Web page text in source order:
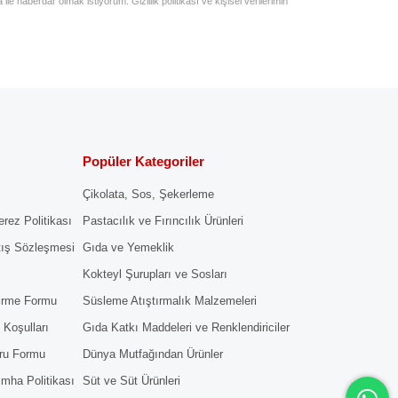
Politikası
Sözleşmesi
Formu
Formu
Politikası
Popüler Kategoriler
Çikolata, Sos, Şekerleme
Pastacılık ve Fırıncılık Ürünleri
Gıda ve Yemeklik
Kokteyl Şurupları ve Sosları
Süsleme Atıştırmalık Malzemeleri
Gıda Katkı Maddeleri ve Renklendiriciler
Dünya Mutfağından Ürünler
Süt ve Süt Ürünleri